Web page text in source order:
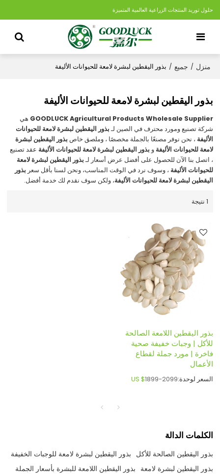
حلول توريد المنتجات الزراعية العالمية المتميزة
منزل / جميع / بذور اليقطين لبشرة لامعة للحيوانات الأليفة
بذور اليقطين لبشرة لامعة للحيوانات الأليفة
GOODLUCK Agricultural Products Wholesale Supplier هي
شركة تصنيع ومورد محترف في الصين لـبذور اليقطين لبشرة لامعة للحيوانات
الأليفة ، نحن نوفر مصنعًا بالجملة مخصصًا ، وملصق خاص بذور اليقطين لبشرة
لامعة للحيوانات الأليفة و بذور اليقطين لبشرة لامعة للحيوانات الأليفة عقد تصنيع
، اتصل بنا الآن للحصول على أفضل عرض أسعار لـبذور اليقطين لبشرة لامعة
للحيوانات الأليفة ، وسوف نرد في الوقت المناسب، ونحن لسنا بأقل سعر بذور
اليقطين لبشرة لامعة للحيوانات الأليفة، ولكن سوف نقدم لك خدمة أفضل.
1 نتيجة
بذور اليقطين اللامعة الصالحة
للأكل | وجبات خفيفة صحية
فاخرة | مورد جملة لقطاع
الأعمال
السعر لوحدة: US $1899-2099
الكلمات الدالة
بذور اليقطين الصالحة للأكل بذور اليقطين لبشرة لامعة للوجبات الخفيفة
بذور اليقطين لبشرة لامعة بذور اليقطين اللامعة للبشرة بأسعار الجملة